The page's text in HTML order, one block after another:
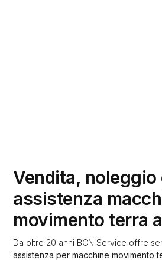
Vendita, noleggio
assistenza
movimento terra
Da oltre 20 anni BCN Service offre
assistenza per macchine movimento